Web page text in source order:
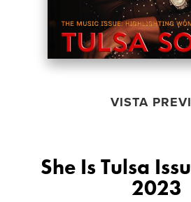
VISTA
She Is Tulsa
2023